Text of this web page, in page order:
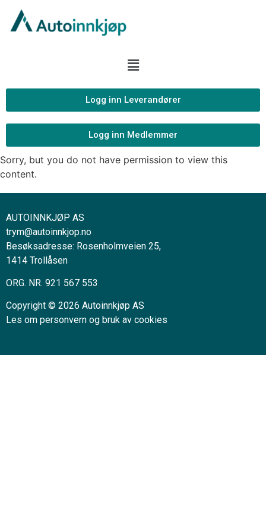
Logg inn Leverandører
Logg inn Medlemmer
Sorry, but you do not have permission to view this
content.
AUTOINNKJØP AS
trym@autoinnkjop.no
Besøksadresse: Rosenholmveien 25,
1414 Trollåsen
ORG. NR. 921 567 553
Copyright © 2026 Autoinnkjøp AS
Les om personvern og bruk av cookies